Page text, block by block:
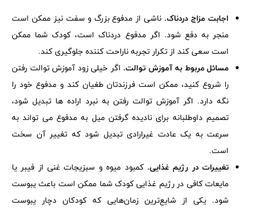
اجابت مزاج دردناک. ناشی از مدفوع بزرگ و سفت نیز ممکن است
منجر به دفع شود. اگر مدفوع دردناک است، کودک شما ممکن
است سعی کند از تکرار تجربه ناراحت کننده جلوگیری کند.
مسائل مربوط به آموزش توالت. اگر خیلی زود آموزش توالت رفتن
را شروع کنید، ممکن است فرزندتان طغیان کند و مدفوع خود را
نگه دارد. اگر آموزش توالت رفتن به نبرد اراده ها تبدیل شود،
تصمیم داوطلبانه برای نادیده گرفتن میل به مدفوع می تواند به
سرعت به یک عادت غیرارادی تبدیل شود که تغییر آن سخت
است.
تغییرات در رژیم غذایی. کمبود میوه و سبزیجات غنی از فیبر یا
مایعات کافی در رژیم غذایی کودک شما ممکن است باعث یبوست
شود. یکی از شایع‌ترین زمان‌هایی که کودکان دچار یبوست